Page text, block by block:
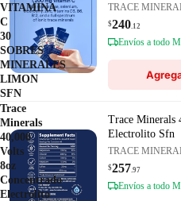
VITAMINA
C
30
SOBRES
MINERALES
LIMON
SFN
TRACE
$240.12
Envíos a todo
Trace
Minerals
40,000
Volts
8oz
Concentrado
Electrolito
Trace Minerals
Electrolito Sfn
TRACE
$257.97
Envíos a todo